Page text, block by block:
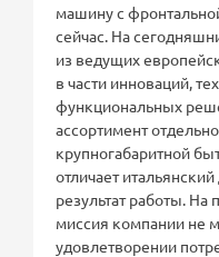
машину с
сейчас. На
из ведущих
в части инноваций,
функциональных
ассортимент
крупногабаритной
отличает
результат работы.
миссия компании не
удовлетворении